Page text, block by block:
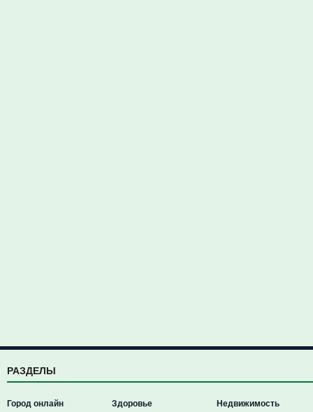
РАЗДЕЛЫ
Город онлайн
Здоровье
Недвижимость